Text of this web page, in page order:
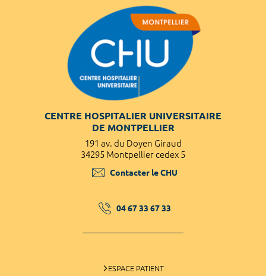
CENTRE HOSPITALIER UNIVERSITAIRE
DE MONTPELLIER
191 av. du Doyen Giraud
34295 Montpellier cedex 5
Contacter le CHU
04 67 33 67 33
ESPACE PATIENT